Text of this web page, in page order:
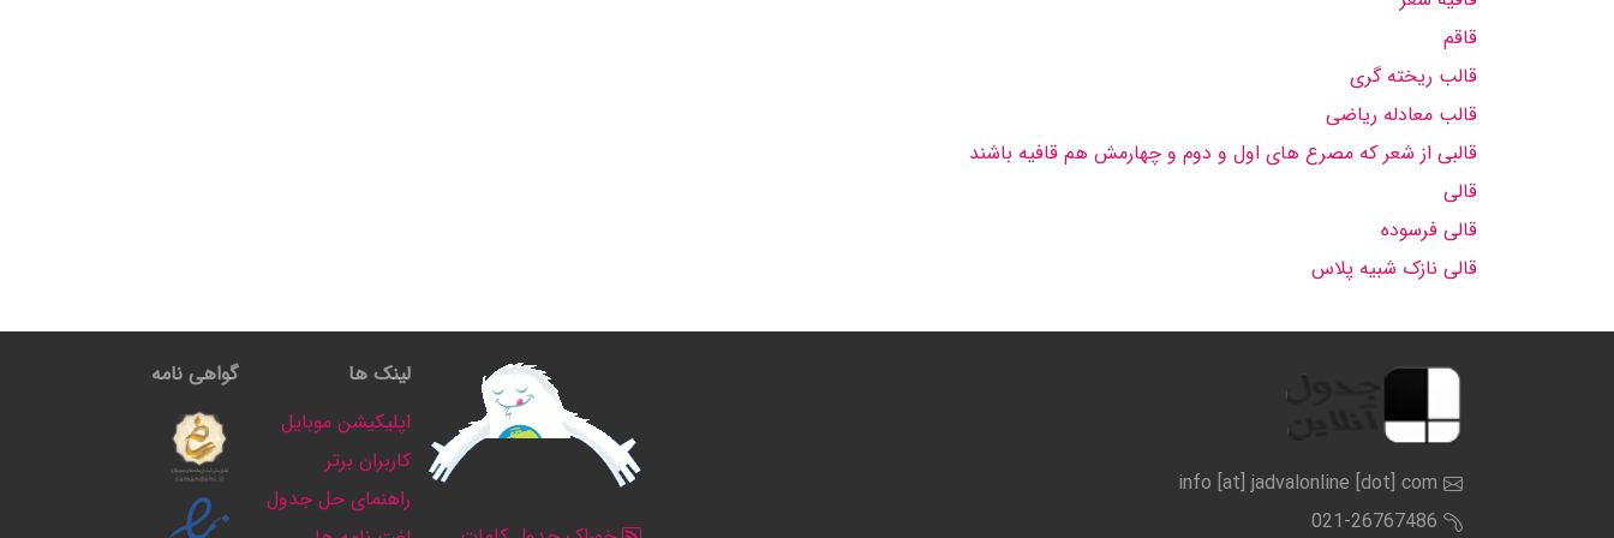
قاقم
قالب ریخته گری
قالب معادله ریاضی
قالبی از شعر که مصرع های اول و دوم و چهارمش هم قافیه باشند
قالی
قالی فرسوده
قالی نازک شبیه پلاس
info [at] jadvalonline [dot] com
021-26767486
لینک ها
اپلیکیشن موبایل
کاربران برتر
راهنمای حل جدول
گواهی نامه